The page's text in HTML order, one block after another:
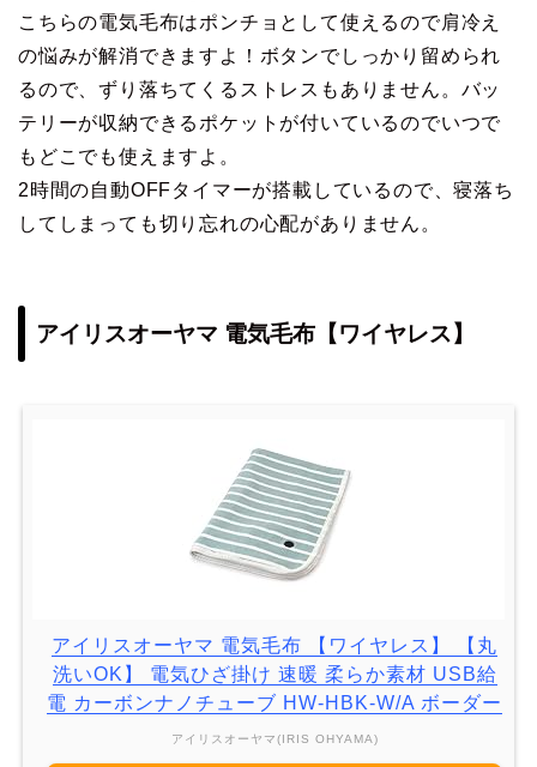
こちらの電気毛布はポンチョとして使えるので肩冷え
の悩みが解消できますよ！ボタンでしっかり留められ
るので、ずり落ちてくるストレスもありません。バッ
テリーが収納できるポケットが付いているのでいつで
もどこでも使えますよ。
2時間の自動OFFタイマーが搭載しているので、寝落ち
してしまっても切り忘れの心配がありません。
アイリスオーヤマ 電気毛布【ワイヤレス】
アイリスオーヤマ 電気毛布 【ワイヤレス】 【丸
洗いOK】 電気ひざ掛け 速暖 柔らか素材 USB給
電 カーボンナノチューブ HW-HBK-W/A ボーダー
アイリスオーヤマ(IRIS OHYAMA)